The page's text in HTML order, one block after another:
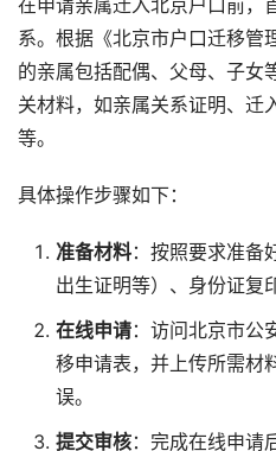
在申请亲属迁入北京户口前，
系。根据《北京市户口迁移管
的亲属包括配偶、父母、子女
关材料，如亲属关系证明、迁
等。
具体操作步骤如下：
准备材料：按照要求准备
出生证明等）、身份证复
在线申请：访问北京市公
移申请表，并上传所需材
误。
提交审核：完成在线申请